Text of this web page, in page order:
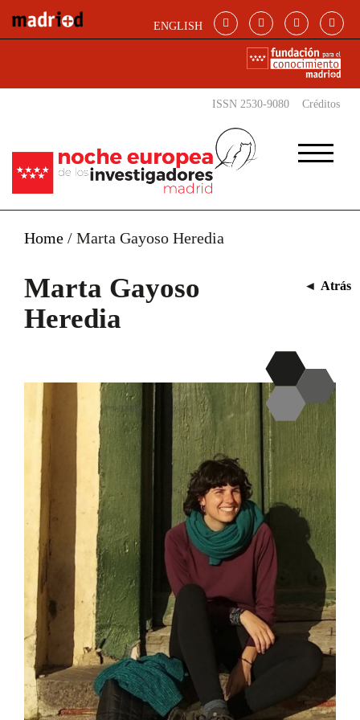
ENGLISH
ISSN 2530-9080 Créditos
Home / Marta Gayoso Heredia
Marta Gayoso
Heredia
◄ Atrás